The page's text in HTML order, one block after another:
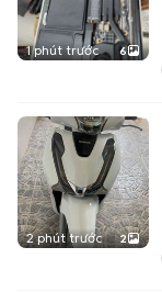
1 phút trước 6
2 phút trước 2